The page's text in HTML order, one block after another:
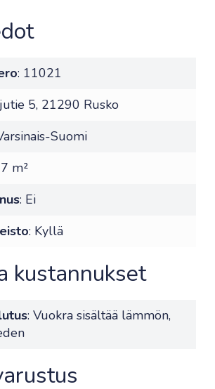
: 11021
5, 21290 Rusko
Suomi
m²
: Ei
: Kyllä
kustannukset
: Vuokra sisältää lämmön,